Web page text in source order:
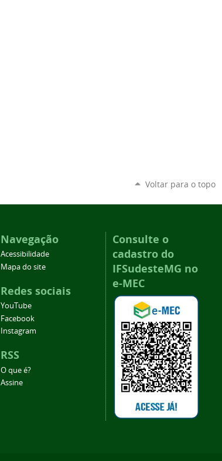
Voltar para o topo
Navegação
Acessibilidade
Mapa do site
Redes sociais
YouTube
Facebook
Instagram
RSS
O que é?
Assine
Consulte o
cadastro do
IFSudesteMG no
e-MEC